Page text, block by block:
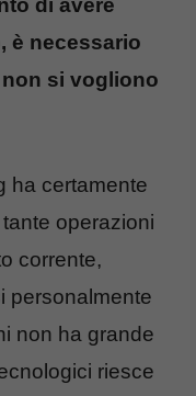
è necessario
si vogliono
ha certamente
operazioni
corrente,
personalmente
non ha grande
riesce